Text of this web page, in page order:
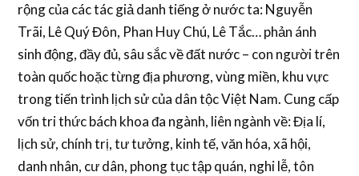
rộng của các tác giả danh tiếng ở nước ta: Nguyễn
Trãi, Lê Quý Đôn, Phan Huy Chú, Lê Tắc… phản ánh
sinh động, đầy đủ, sâu sắc về đất nước – con người trên
toàn quốc hoặc từng địa phương, vùng miền, khu vực
trong tiến trình lịch sử của dân tộc Việt Nam. Cung cấp
vốn tri thức bách khoa đa ngành, liên ngành về: Địa lí,
lịch sử, chính trị, tư tưởng, kinh tế, văn hóa, xã hội,
danh nhân, cư dân, phong tục tập quán, nghi lễ, tôn